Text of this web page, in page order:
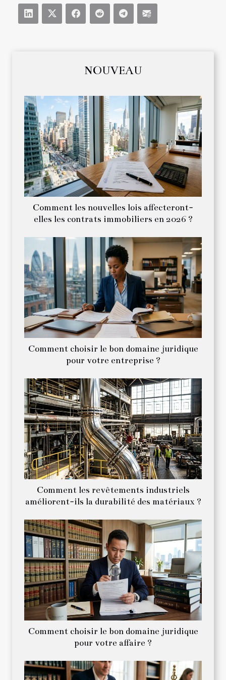
NOUVEAU
Comment les nouvelles lois affecteront-
elles les contrats immobiliers en 2026 ?
Comment choisir le bon domaine juridique
pour votre entreprise ?
Comment les revêtements industriels
améliorent-ils la durabilité des matériaux ?
Comment choisir le bon domaine juridique
pour votre affaire ?